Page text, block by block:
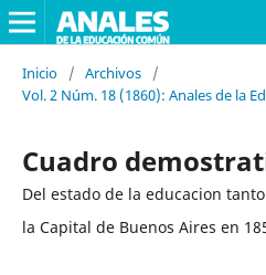
Inicio / Archivos
/
Vol. 2 Núm. 18 (1860): Anales de la
Cuadro
Del estado de la educacion
la Capital de Buenos Aires en